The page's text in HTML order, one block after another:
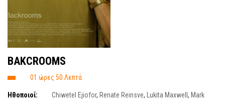
BAKCROOMS
01 ώρες 50 Λεπτά
Ηθοποιοί: Chiwetel Ejiofor, Renate Reinsve, Lukita Maxwell , Mark